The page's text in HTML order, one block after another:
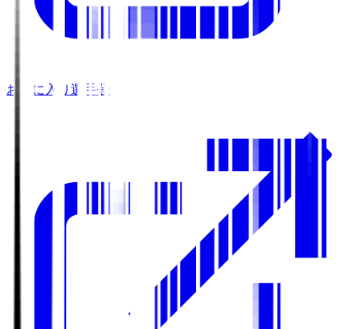
お気に入り選手登録